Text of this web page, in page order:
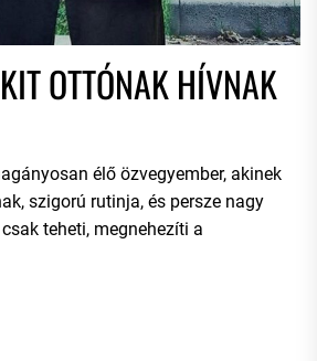
OTTÓNAK HÍVNAK
élő özvegyember, akinek
szigorú rutinja, és persze nagy
teheti, megnehezíti a